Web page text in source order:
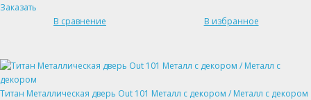
Заказать
В сравнение
В избранное
Титан Металлическая дверь Out 101 Металл с декором / Металл с декором